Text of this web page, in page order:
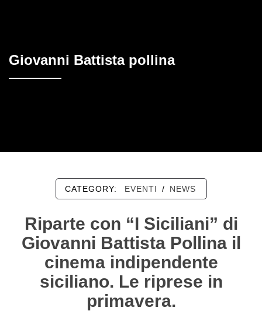
Giovanni Battista pollina
CATEGORY: EVENTI / NEWS
Riparte con “I Siciliani” di
Giovanni Battista Pollina il
cinema indipendente
siciliano. Le riprese in
primavera.